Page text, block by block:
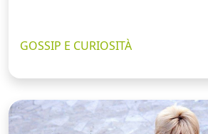
GOSSIP E CURIOSITÀ